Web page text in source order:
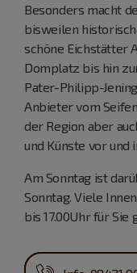
Besonders macht
bisweilen
schöne Eichstätter
Domplatz bis hin
Pater-Philipp-
Anbieter vom
der Region aber
und Künste vor
Am Sonntag ist
Sonntag. Viele
bis 17.00Uhr für Sie